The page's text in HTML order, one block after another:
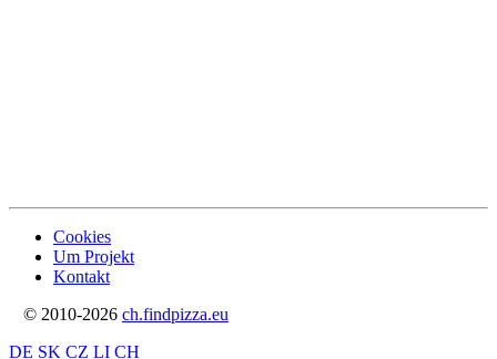
Cookies
Um Projekt
Kontakt
© 2010-2026 ch.findpizza.eu
DE SK CZ LI CH